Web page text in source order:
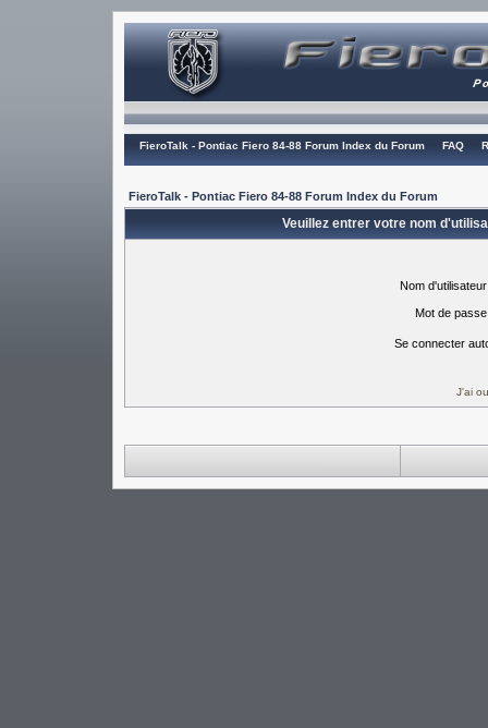
FieroTalk - Pontiac Fiero 84-88 Forum Index du Forum FAQ
FieroTalk - Pontiac Fiero 84-88 Forum Index du Forum
Veuillez entrer votre nom
Nom
Mot de
Se connecter
J'ai